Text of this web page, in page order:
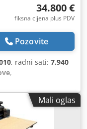
34.800 €
fiksna cijena plus PDV
Pozovite
, radni sati: 7.940
,
Mali oglas